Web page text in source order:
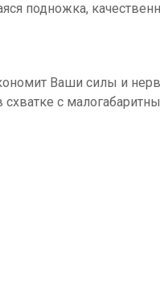
подножка,
Ваши силы и
с